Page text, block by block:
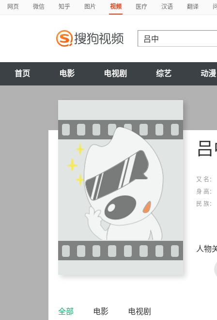
网页 微信 知乎 图片 视频 医疗 汉语 翻译
首页 电影 电视剧 综艺 动漫
又 名：
身 高：
民 族：
人物
全部 电影 电视剧